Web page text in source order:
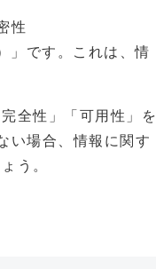
性
です。これは、情
全性」「可用性」を
い場合、情報に関す
う。